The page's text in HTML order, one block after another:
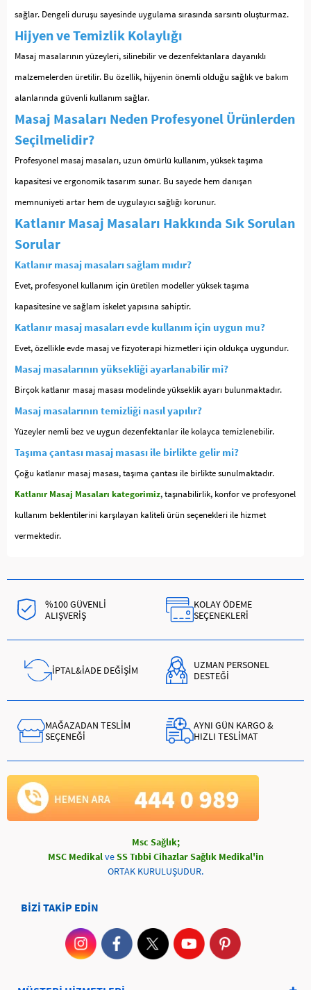
sağlar. Dengeli duruşu sayesinde uygulama sırasında sarsıntı oluşturmaz.
Hijyen ve Temizlik Kolaylığı
Masaj masalarının yüzeyleri, silinebilir ve dezenfektanlara dayanıklı
malzemelerden üretilir. Bu özellik, hijyenin önemli olduğu sağlık ve bakım
alanlarında güvenli kullanım sağlar.
Masaj Masaları Neden Profesyonel Ürünlerden
Seçilmelidir?
Profesyonel masaj masaları, uzun ömürlü kullanım, yüksek taşıma
kapasitesi ve ergonomik tasarım sunar. Bu sayede hem danışan
memnuniyeti artar hem de uygulayıcı sağlığı korunur.
Katlanır Masaj Masaları Hakkında Sık Sorulan
Sorular
Katlanır masaj masaları sağlam mıdır?
Evet, profesyonel kullanım için üretilen modeller yüksek taşıma
kapasitesine ve sağlam iskelet yapısına sahiptir.
Katlanır masaj masaları evde kullanım için uygun mu?
Evet, özellikle evde masaj ve fizyoterapi hizmetleri için oldukça uygundur.
Masaj masalarının yüksekliği ayarlanabilir mi?
Birçok katlanır masaj masası modelinde yükseklik ayarı bulunmaktadır.
Masaj masalarının temizliği nasıl yapılır?
Yüzeyler nemli bez ve uygun dezenfektanlar ile kolayca temizlenebilir.
Taşıma çantası masaj masası ile birlikte gelir mi?
Çoğu katlanır masaj masası, taşıma çantası ile birlikte sunulmaktadır.
Katlanır Masaj Masaları kategorimiz, taşınabilirlik, konfor ve profesyonel
kullanım beklentilerini karşılayan kaliteli ürün seçenekleri ile hizmet
vermektedir.
%100 GÜVENLİ
ALIŞVERİŞ
KOLAY ÖDEME
SEÇENEKLERİ
İPTAL&İADE DEĞİŞİM
UZMAN PERSONEL
DESTEĞİ
MAĞAZADAN TESLİM
SEÇENEĞİ
AYNI GÜN KARGO &
HIZLI TESLİMAT
Msc Sağlık;
MSC MedikalveSS Tıbbi Cihazlar Sağlık Medikal'in
ORTAK KURULUŞUDUR.
BİZİ TAKİP EDİN